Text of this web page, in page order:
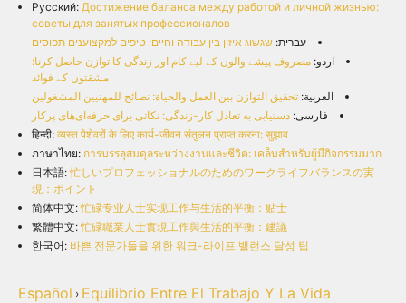
Русский: Достижение баланса между работой и личной жизнью:
советы для занятых профессионалов
עברית: שגשוג איזון בין עבודה וחיים: טיפים למקצוענים תפוסים
اردو: مصروف پیشے والوں کے لیے کام اور زندگی کا توازن حاصل کرنا:
مشقتوں کے فوائد
العربية: تحقيق التوازن بين العمل والحياة: نصائح للمهنيين المشغولين
فارسی: دستیابی به تعادل کار-زندگی: نکاتی برای حرفه‌ای‌های پرکار
हिन्दी: व्यस्त पेशेवरों के लिए कार्य-जीवन संतुलन प्राप्त करना: सुझाव
ภาษาไทย: การบรรลุสมดุลระหว่างงานและชีวิต: เคล็บสำหรับผู้มีกิจกรรมมาก
日本語:忙しいプロフェッショナルのためのワークライフバランスの実
現：ポイント
简体中文:忙碌专业人士实现工作与生活的平衡：贴士
繁體中文:忙碌職業人士實現工作與生活的平衡：建議
한국어: 바쁜 전문가들을 위한 워크-라이프 밸런스 달성 팁
Español › Equilibrio Entre El Trabajo Y La Vida